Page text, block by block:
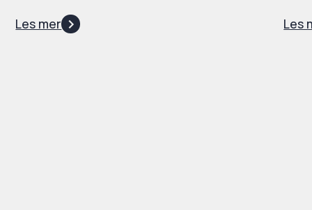
Les mer
Les